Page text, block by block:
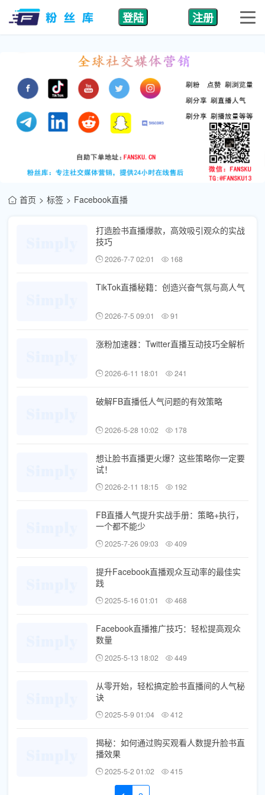
登陆 注册
首页 标签 Facebook直播
打造脸书直播爆款，高效吸引观众的实战
技巧
2026-7-7 02:01 168
TikTok直播秘籍：创造兴奋气氛与高人气
2026-7-5 09:01 91
涨粉加速器：Twitter直播互动技巧全解析
2026-6-11 18:01 241
破解FB直播低人气问题的有效策略
2026-5-28 10:02 178
想让脸书直播更火爆？这些策略你一定要
试！
2026-2-11 18:15 192
FB直播人气提升实战手册：策略+执行，
一个都不能少
2025-7-26 09:03 409
提升Facebook直播观众互动率的最佳实
践
2025-5-16 01:01 468
Facebook直播推广技巧：轻松提高观众
数量
2025-5-13 18:02 449
从零开始，轻松搞定脸书直播间的人气秘
诀
2025-5-9 01:04 412
揭秘：如何通过购买观看人数提升脸书直
播效果
2025-5-2 01:02 415